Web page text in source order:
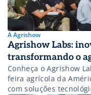
A Agrishow
Agrishow Labs:
transformando o
Conheça o Agrishow
feira agrícola da
com soluções